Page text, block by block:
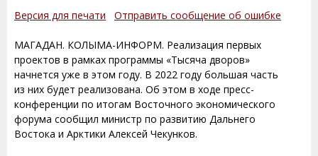
Версия для печати Отправить сообщение об ошибке
МАГАДАН. КОЛЫМА-ИНФОРМ. Реализация первых
проектов в рамках программы «Тысяча дворов»
начнется уже в этом году. В 2022 году большая часть
из них будет реализована. Об этом в ходе пресс-
конференции по итогам Восточного экономического
форума сообщил министр по развитию Дальнего
Востока и Арктики Алексей Чекунков.